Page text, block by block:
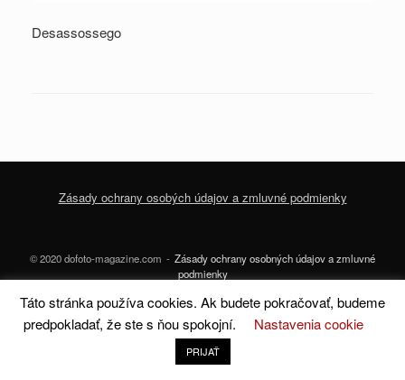
Desassossego
Zásady ochrany osobých údajov a zmluvné podmienky
© 2020 dofoto-magazine.com
Zásady ochrany osobných údajov a zmluvné
podmienky
ASiteOriginTheme
Táto stránka používa cookies. Ak budete pokračovať, budeme
predpokladať, že ste s ňou spokojní.
Nastavenia cookie
PRIJAŤ